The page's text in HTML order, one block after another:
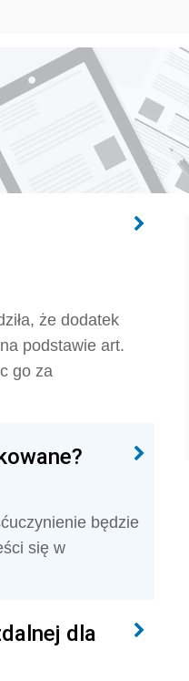
że dodatek
podstawie art.
go za
będzie
się w
dla